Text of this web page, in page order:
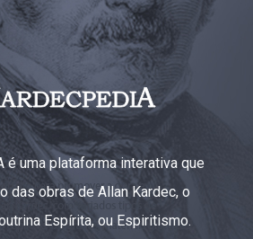
é uma plataforma interativa que
das obras de Allan Kardec, o
Espírita, ou Espiritismo.